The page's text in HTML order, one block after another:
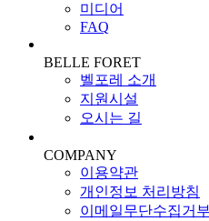
미디어
FAQ
BELLE FORET
벨포레 소개
지원시설
오시는 길
COMPANY
이용약관
개인정보 처리방침
이메일무단수집거부